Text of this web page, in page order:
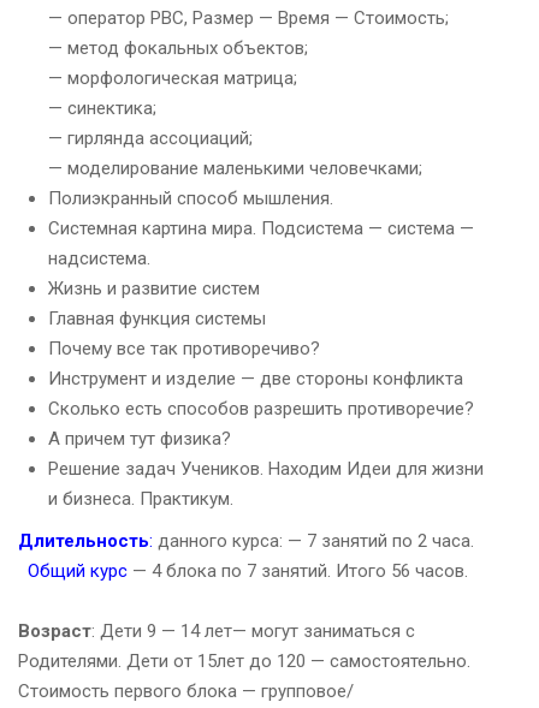
— оператор РВС, Размер — Время — Стоимость;
— метод фокальных объектов;
— морфологическая матрица;
— синектика;
— гирлянда ассоциаций;
— моделирование маленькими человечками;
Полиэкранный способ мышления.
Системная картина мира. Подсистема — система —
надсистема.
Жизнь и развитие систем
Главная функция системы
Почему все так противоречиво?
Инструмент и изделие — две стороны конфликта
Сколько есть способов разрешить противоречие?
А причем тут физика?
Решение задач Учеников. Находим Идеи для жизни
и бизнеса. Практикум.
Длительность: данного курса: — 7 занятий по 2 часа.
Общий курс — 4 блока по 7 занятий. Итого 56 часов.
Возраст: Дети 9 — 14 лет— могут заниматься с
Родителями. Дети от 15лет до 120 — самостоятельно.
Стоимость первого блока — групповое/